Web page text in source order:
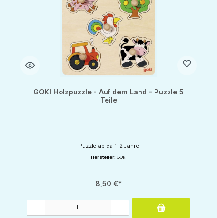
GOKI Holzpuzzle - Auf dem Land - Puzzle 5
Teile
Puzzle ab ca 1-2 Jahre
Hersteller: GOKI
8,50 €*